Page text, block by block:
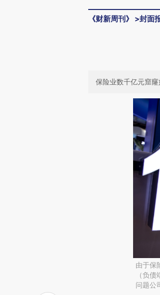
《财新周刊》 >封面
保险业数千亿元窟
由于保
（负
问题公